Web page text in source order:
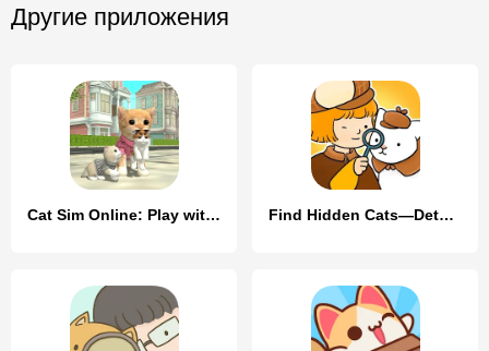
Другие приложения
Cat Sim Online: Play with Cats Find Hidden Cats—Detective Mio